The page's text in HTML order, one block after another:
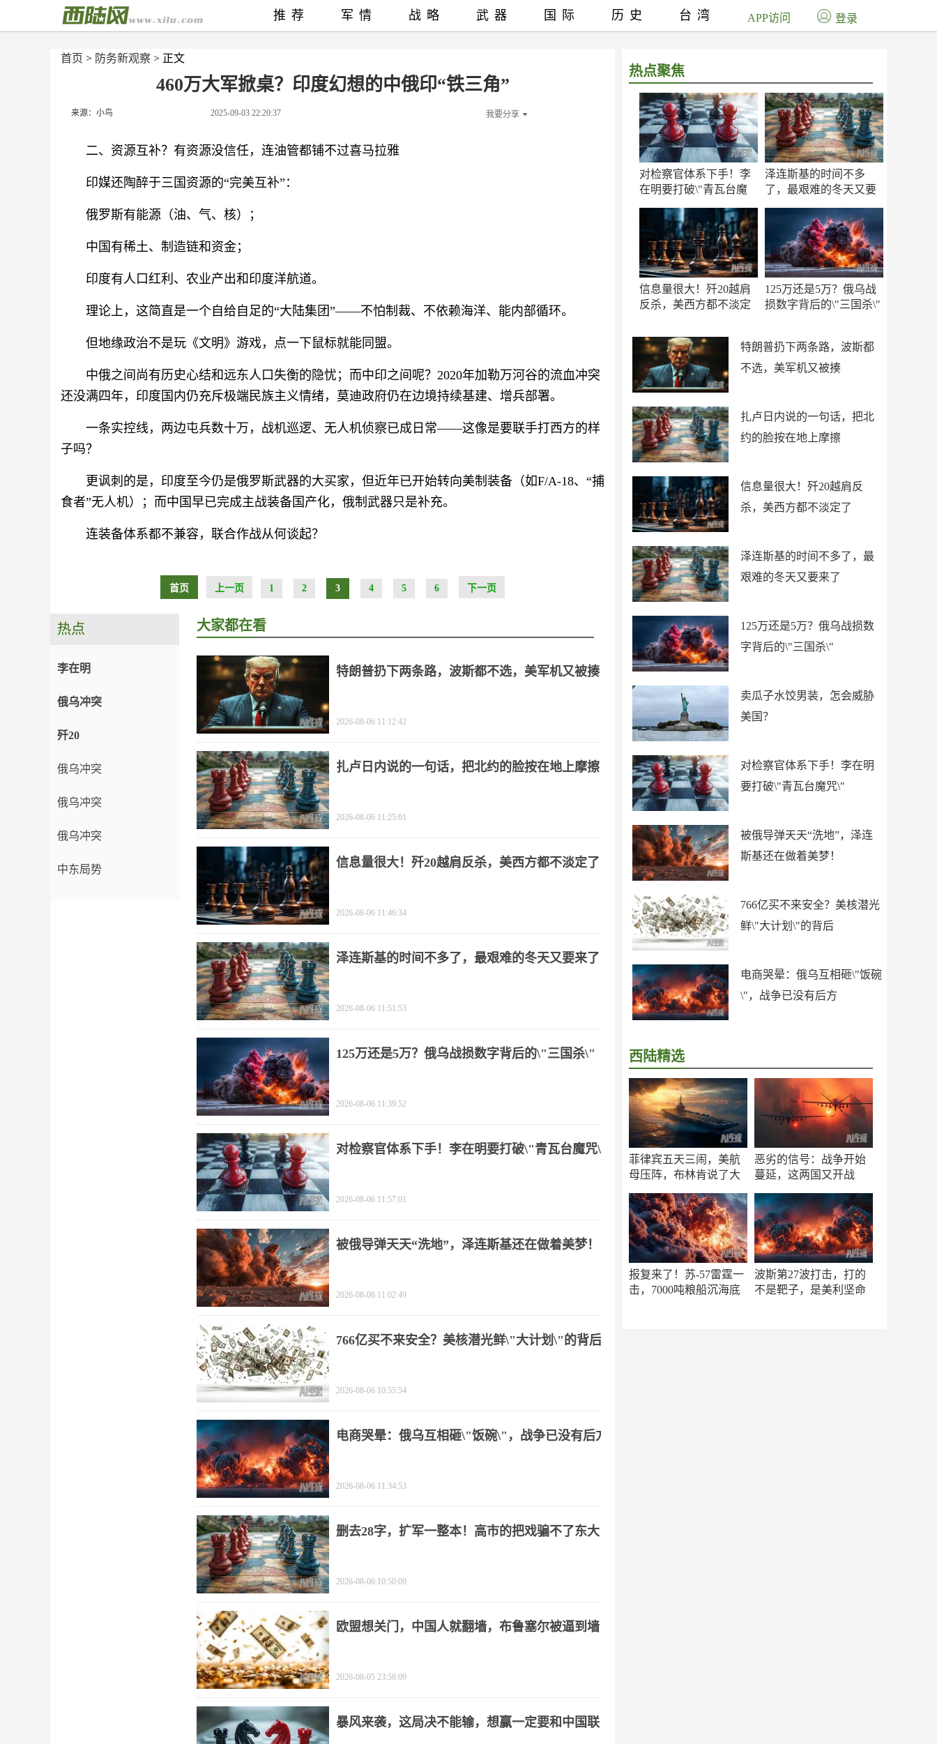
首页 > 防务新观察 > 正文
460万大军掀桌？印度幻想的中俄印“铁三角”
来源：小鸟 2025-09-03 22:20:37 我要分享
二、资源互补？有资源没信任，连油管都铺不过喜马拉雅
印媒还陶醉于三国资源的“完美互补”：
俄罗斯有能源（油、气、核）；
中国有稀土、制造链和资金；
印度有人口红利、农业产出和印度洋航道。
理论上，这简直是一个自给自足的“大陆集团”——不怕制裁、不依赖海洋、能内部循环。
但地缘政治不是玩《文明》游戏，点一下鼠标就能同盟。
中俄之间尚有历史心结和远东人口失衡的隐忧；而中印之间呢？2020年加勒万河谷的流血冲突
还没满四年，印度国内仍充斥极端民族主义情绪，莫迪政府仍在边境持续基建、增兵部署。
一条实控线，两边屯兵数十万，战机巡逻、无人机侦察已成日常——这像是要联手打西方的样
子吗？
更讽刺的是，印度至今仍是俄罗斯武器的大买家，但近年已开始转向美制装备（如F/A-18、“捕
食者”无人机）；而中国早已完成主战装备国产化，俄制武器只是补充。
连装备体系都不兼容，联合作战从何谈起？
首页 上一页 1 2 3 4 5 6 下一页
热点聚焦
对检察官体系下手！李
在明要打破\"青瓦台魔
泽连斯基的时间不多
了，最艰难的冬天又要
信息量很大！歼20越肩
反杀，美西方都不淡定
125万还是5万？俄乌战
损数字背后的\"三国杀\"
特朗普扔下两条路，波斯都
不选，美军机又被揍
扎卢日内说的一句话，把北
约的脸按在地上摩擦
信息量很大！歼20越肩反
杀，美西方都不淡定了
泽连斯基的时间不多了，最
艰难的冬天又要来了
125万还是5万？俄乌战损数
字背后的\"三国杀\"
卖瓜子水饺男装，怎会威胁
美国？
对检察官体系下手！李在明
要打破\"青瓦台魔咒\"
被俄导弹天天“洗地”，泽连
斯基还在做着美梦！
766亿买不来安全？美核潜光
鲜\"大计划\"的背后
电商哭晕：俄乌互相砸\"饭碗
\"，战争已没有后方
西陆精选
菲律宾五天三闹，美航
母压阵，布林肯说了大
恶劣的信号：战争开始
蔓延，这两国又开战
报复来了！苏-57雷霆一
击，7000吨粮船沉海底
波斯第27波打击，打的
不是靶子，是美利坚命
推荐 军情 战略 武器 国际 历史 台湾 APP访问 登录
热点
李在明
俄乌冲突
歼20
俄乌冲突
俄乌冲突
俄乌冲突
中东局势
大家都在看
特朗普扔下两条路，波斯都不选，美军机又被揍
2026-08-06 11:12:42
扎卢日内说的一句话，把北约的脸按在地上摩擦
2026-08-06 11:25:01
信息量很大！歼20越肩反杀，美西方都不淡定了
2026-08-06 11:46:34
泽连斯基的时间不多了，最艰难的冬天又要来了
2026-08-06 11:51:53
125万还是5万？俄乌战损数字背后的\"三国杀\"
2026-08-06 11:39:52
对检察官体系下手！李在明要打破\"青瓦台魔咒\"
2026-08-06 11:57:01
被俄导弹天天“洗地”，泽连斯基还在做着美梦！
2026-08-06 11:02:49
766亿买不来安全？美核潜光鲜\"大计划\"的背后
2026-08-06 10:55:54
电商哭晕：俄乌互相砸\"饭碗\"，战争已没有后方
2026-08-06 11:34:53
删去28字，扩军一整本！高市的把戏骗不了东大
2026-08-06 10:50:09
欧盟想关门，中国人就翻墙，布鲁塞尔被逼到墙
2026-08-05 23:58:09
暴风来袭，这局决不能输，想赢一定要和中国联